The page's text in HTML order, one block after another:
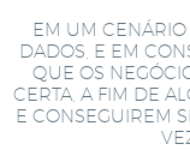
EM UM CENÁRIO
DADOS, E EM
QUE OS
CERTA, A FIM DE
E CONSEGUIREM